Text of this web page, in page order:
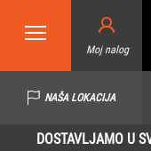
Moj nalog
NAŠA LOKACIJA
DOSTAVLJAMO U